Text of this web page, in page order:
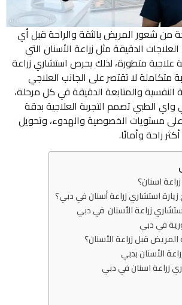
من شعور المريض بالثقة والراحة قبل أي
الدقيقة مثل زراعة الأسنان التي
علاجية متطورة، لذلك يحرص استشاري زراعة
متكاملة لا تقتصر على الجانب العلاجي
والمتابعة الدقيقة في كل مرحلة،
الطبي تصمم التجربة العلاجية بدقة
مستويات الخصوصية والهدوء، وتحويل
راحة وأمانًا.
اسنان​؟
زيارة استشاري زراعة أسنان في دبي؟
زراعة الأسنان في دبي
في دبي
قبل زراعة الأسنان؟
الأسنان بدبي
زراعة اسنان​ في دبي